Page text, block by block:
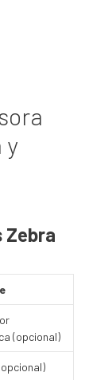
y
Zebra
(opcional)